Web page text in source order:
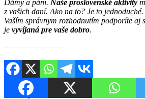
Dámy a páni. Naše proslovenské aktivity
z vašich daní. Ako na to? Je to jednoduché.
Vaším správnym rozhodnutím podporíte aj
je vyvíjaná pre vaše dobro.
————————–